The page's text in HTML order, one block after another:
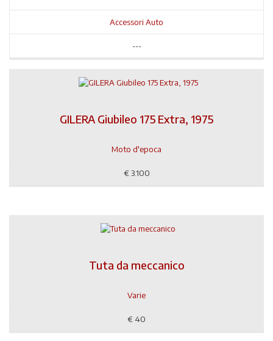
Accessori Auto
---
GILERA Giubileo 175 Extra, 1975
Moto d'epoca
€ 3.100
Tuta da meccanico
Varie
€ 40